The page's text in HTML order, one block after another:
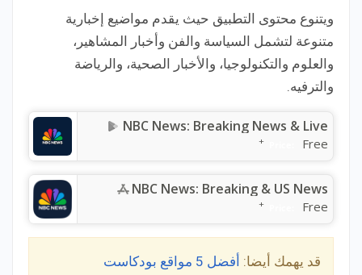
ويتنوع محتوى التطبيق حيث يقدم مواضيع إخبارية
متنوعة لتشمل السياسة والفن وأخبار المشاهير،
والعلوم والتكنولوجيا، والأخبار الصحية، والرياضة
والترفيه.
NBC News: Breaking News & Live
Free
+
NBC News: Breaking & US News
Free
+
قد يهمك أيضا:
أفضل 5 مواقع بودكاست